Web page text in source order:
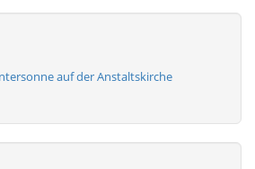
auf der Anstaltskirche